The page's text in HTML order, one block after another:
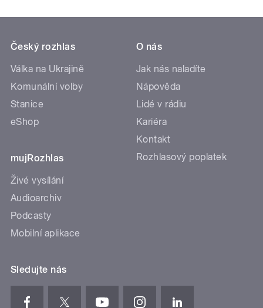
Český rozhlas
Válka na Ukrajině
Komunální volby
Stanice
eShop
mujRozhlas
Živé vysílání
Audioarchiv
Podcasty
Mobilní aplikace
O nás
Jak nás naladíte
Nápověda
Lidé v rádiu
Kariéra
Kontakt
Rozhlasový poplatek
Sledujte nás